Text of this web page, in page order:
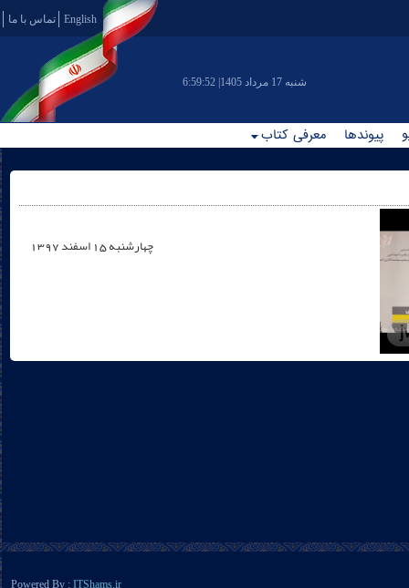
English تماس با ما
6:59:52 |شنبه 17 مرداد 1405
پیوندها معرفی کتاب
چهارشنبه 15 اسفند 1397
Powered By : ITShams.ir